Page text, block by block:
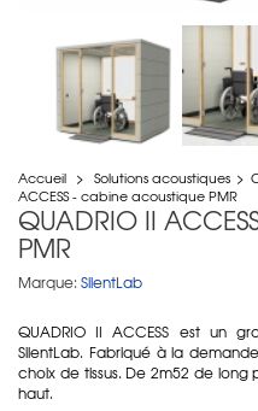
Accueil > Solutions acoustiques >
ACCESS - cabine acoustique PMR
QUADRIO II
PMR
Marque: SilentLab
QUADRIO II ACCESS est un
SilentLab. Fabriqué à la
choix de tissus. De 2m52 de
haut.